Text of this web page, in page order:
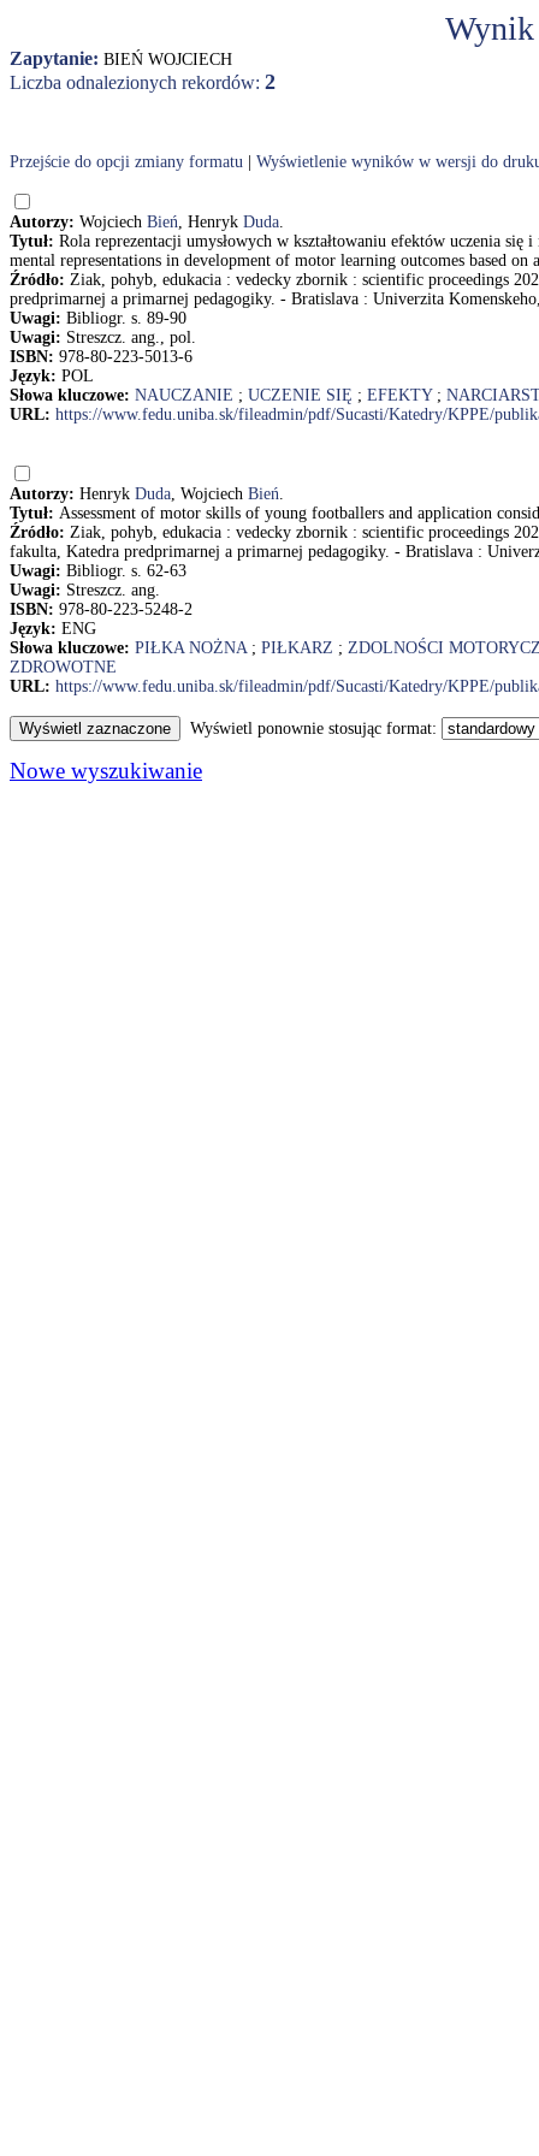
Zapytanie: BIEŃ WOJCIECH
Liczba odnalezionych rekordów: 2
Przejście do opcji zmiany formatu Wyświetlenie wyników w wersji do
Autorzy: Wojciech Bień, Henryk Duda.
Tytuł: Rola reprezentacji umysłowych w kształtowaniu efektów uczenia
mental representations in development of motor learning outcomes based
Źródło: Ziak, pohyb, edukacia : vedecky zbornik : scientific proceedings
predprimarnej a primarnej pedagogiky. - Bratislava : Univerzita
Uwagi: Bibliogr. s. 89-90
Uwagi: Streszcz. ang., pol.
ISBN: 978-80-223-5013-6
Język: POL
Słowa kluczowe: NAUCZANIE ; UCZENIE SIĘ ; EFEKTY;
URL: https://www.fedu.uniba.sk/fileadmin/pdf/Sucasti/Katedry/KPPE/
Autorzy: Henryk Duda, Wojciech Bień.
Tytuł: Assessment of motor skills of young footballers and application
Źródło: Ziak, pohyb, edukacia : vedecky zbornik : scientific proceedings
fakulta, Katedra predprimarnej a primarnej pedagogiky. - Bratislava :
Uwagi: Bibliogr. s. 62-63
Uwagi: Streszcz. ang.
ISBN: 978-80-223-5248-2
Język: ENG
Słowa kluczowe: PIŁKA NOŻNA; PIŁKARZ ; ZDOLNOŚCI
ZDROWOTNE
URL: https://www.fedu.uniba.sk/fileadmin/pdf/Sucasti/Katedry/KPPE/
Wyświetl ponownie stosując format:
Nowe wyszukiwanie